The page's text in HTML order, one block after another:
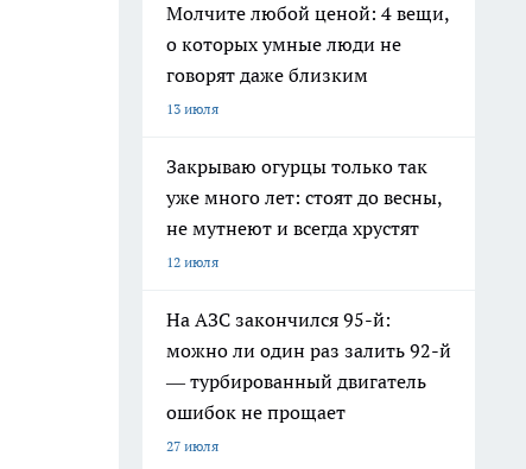
Молчите любой ценой: 4 вещи,
о которых умные люди не
говорят даже близким
13 июля
Закрываю огурцы только так
уже много лет: стоят до весны,
не мутнеют и всегда хрустят
12 июля
На АЗС закончился 95-й:
можно ли один раз залить 92-й
— турбированный двигатель
ошибок не прощает
27 июля